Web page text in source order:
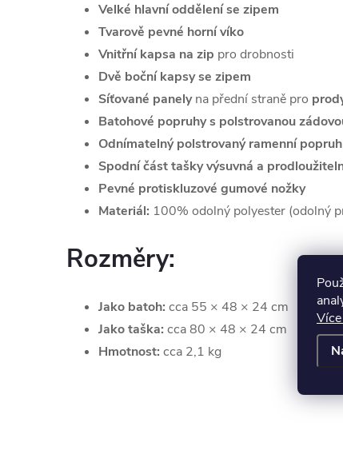
Velké hlavní oddělení se zipem
Tvarově pevné horní víko
Vnitřní kapsa na zip pro drobnosti
Dvě boční kapsy se zipem
Síťované panelyna přední straně pro
Batohové popruhy s polstrovanou
Odnímatelný polstrovaný ramenní popruh
Spodní část tašky výsuvná a
Pevné protiskluzové gumové nožky
Materiál: 100% odolný polyester (odolný
Rozměry:
Jako batoh: cca 55 × 48 × 24 cm
Jako taška: cca 80 × 48 × 24 cm
Hmotnost: cca 2,1 kg